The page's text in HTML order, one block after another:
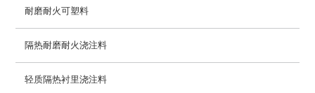
耐磨耐火可塑料
隔热耐磨耐火浇注料
轻质隔热衬里浇注料